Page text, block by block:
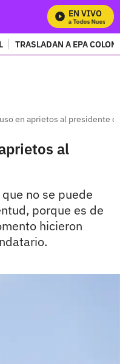
EN VIVO
Mira Todos Nuestros
TRASLADAN A EPA
en aprietos al presidente
al
no se puede
porque es de
hicieron